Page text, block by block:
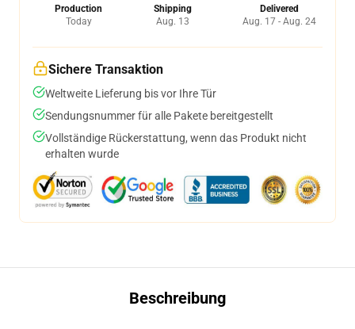
Production
Today
Shipping
Aug. 13
Delivered
Aug. 17 - Aug. 24
Sichere Transaktion
Weltweite Lieferung bis vor Ihre Tür
Sendungsnummer für alle Pakete bereitgestellt
Vollständige Rückerstattung, wenn das Produkt nicht
erhalten wurde
Beschreibung